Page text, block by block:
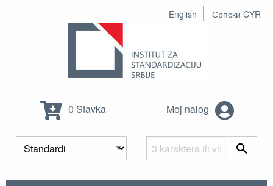
English Српски CYR
0 Stavka Moj nalog